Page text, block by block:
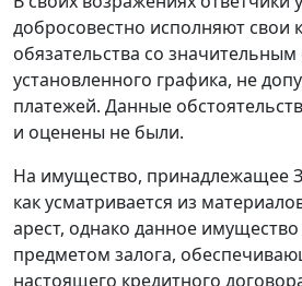
добросовестно исполняют свои
обязательства со
установленного графика, не
платежей. Данные
и оценены не были.
На имущество, принадлежащее
как усматривается из
арест, однако данное имущество
предметом залога,
настоящего кредитного